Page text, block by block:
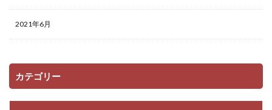
2021年6月
カテゴリー